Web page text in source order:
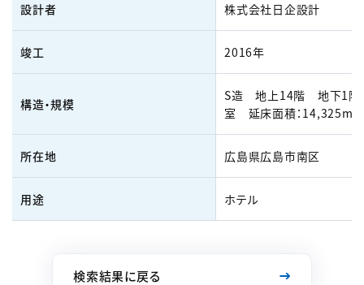
設計者 株式会社日企設計
竣工 2016年
構造・規模
S造 地上14階 地下1
室 延床面積：14,325m²
所在地 広島県広島市南区
用途 ホテル
検索結果に戻る